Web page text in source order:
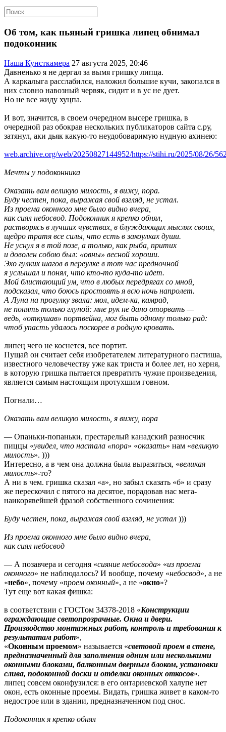
Об том, как пьяный гришка липец обнимал
подоконник
Наша Кунсткамера 27 августа 2025, 20:46
Давненько я не дергал за вымя гришку липца.
А каркалыга расслабился, наложил большие кучи, закопался в
них словно навозный червяк, сидит и в ус не дует.
Но не все жиду хуцпа.
И вот, значится, в своем очередном высере гришка, в
очередной раз обокрав нескольких публикаторов сайта с.ру,
затянул, аки дьяк какую-то неудобоваримую нудную ахинею:
web.archive.org/web/20250827144952/https://stihi.ru/2025/08/26/
Мечты у подоконника
Оказать вам великую милость, я вижу, пора.
Буду честен, пока, выражая свой взгляд, не устал.
Из проема оконного мне было видно вчера,
как сиял небосвод. Подоконник я крепко обнял,
растворясь в лучших чувствах, в блуждающих мыслях своих,
щедро тратя все силы, что есть в закоулках души.
Не уснул я в той позе, а только, как рыба, притих
и доволен собою был: «овны» весной хороши.
Эхо гулких шагов в переулке в тот час предночной
я услышал и понял, что кто-то куда-то идет.
Мой блистающий ум, что в любых передрягах со мной,
подсказал, что боюсь простоять я всю ночь напролет.
А Луна на прогулку звала: мол, идем-ка, камрад,
не понять только глупой: мне рук не дано оторвать —
ведь, «откушав» портвейна, мог быть одному только рад:
чтоб упасть удалось поскорее в родную кровать.
липец чего не коснется, все портит.
Пущай он считает себя изобретателем литературного пастиша,
известного человечеству уже как триста и более лет, но херня,
в которую гришка пытается превратить чужие произведения,
является самым настоящим протухшим говном.
Погнали…
Оказать вам великую милость, я вижу, пора
— Опаньки-попаньки, престарелый канадский разносчик
пиццы «увидел, что настала «пора» «оказать» нам «великую
милость». )))
Интересно, а в чем она должна была выразиться, «великая
милость»-то?
А ни в чем. гришка сказал «а», но забыл сказать «б» и сразу
же перескочил с пятого на десятое, порадовав нас мега-
наикорявейшей фразой собственного сочинения:
Буду честен, пока, выражая свой взгляд, не устал )))
Из проема оконного мне было видно вчера,
как сиял небосвод
— А позавчера и сегодня «сияние небосвода» «из проема
оконного» не наблюдалось? И вообще, почему «небосвод», а не
«небо», почему «проем оконный», а не «окно»?
Тут еще вот какая фишка:
в соответствии с ГОСТом 34378-2018 «Конструкции
ограждающие светопрозрачные. Окна и двери.
Производство монтажных работ, контроль и требования к
результатам работ»,
«Оконным проемом» называется «световой проем в стене,
предназначенный для заполнения одним или несколькими
оконными блоками, балконным дверным блоком, установки
слива, подоконной доски и отделки оконных откосов».
липец совсем оконфузился: в его онтариевской халупе нет
окон, есть оконные проемы. Видать, гришка живет в каком-то
недострое или в здании, предназначенном под снос.
Подоконник я крепко обнял